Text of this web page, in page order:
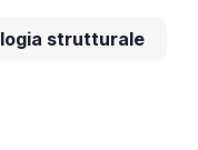
strutturale